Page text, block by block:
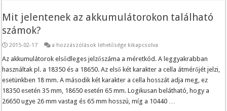
Mit jelentenek az akkumulátorokon található
számok?
2015-02-17
Mit
az
akkumulátorokon
található
számok?
bejegyzéshez
a hozzászólások lehetősége kikapcsolva
Az akkumulátorok elsődleges jelzőszáma a méretkód. A leggyakrabban
használtak pl. a 18350 és a 18650. Az első két karakter a cella átmérőjét jelzi,
esetünkben 18 mm. A második két karakter a cella hosszát adja meg, ez
18350 esetén 35 mm, 18650 esetén 65 mm. Logikusan belátható, hogy a
26650 ugye 26 mm vastag és 65 mm hosszú, míg a 10440 …